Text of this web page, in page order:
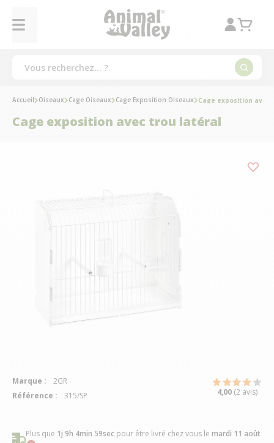
Plus que 1j 9h 4min 59sec pour être livré chez vous le mardi 11 août
Accueil Oiseaux Cage Oiseaux Cage Exposition Oiseaux Cage exposition
Cage exposition avec trou latéral
Marque :
2GR
Référence :
315/SP 4,00 (2 avis)